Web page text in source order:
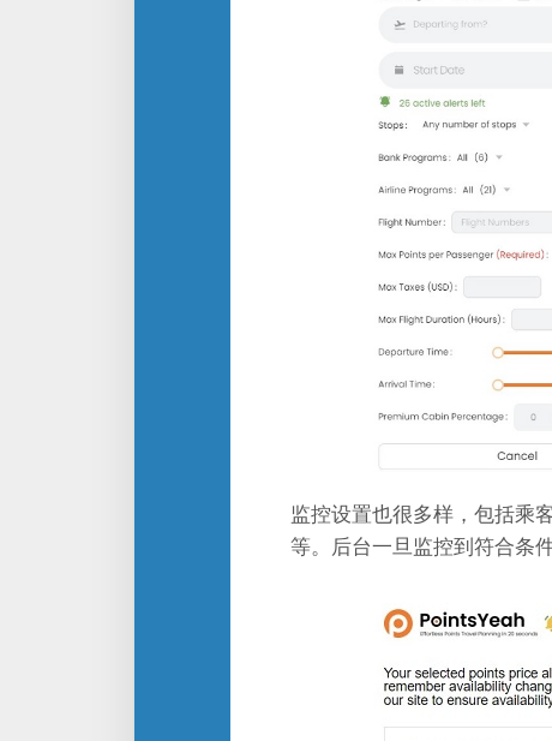
监控设置也很多样，包括乘
等。后台一旦监控到符合条